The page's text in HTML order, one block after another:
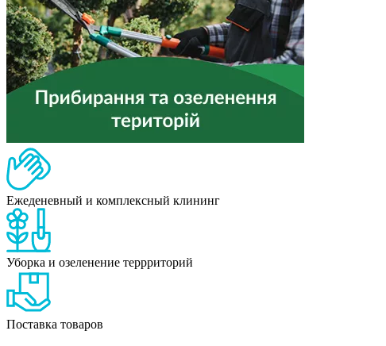
Ежеденевный и комплексный клининг
Уборка и озеленение террриторий
Поставка товаров